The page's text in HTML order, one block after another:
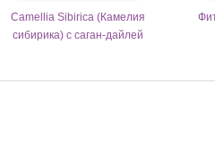
Camellia Sibirica (Камелия
сибирика) с саган-дайлей